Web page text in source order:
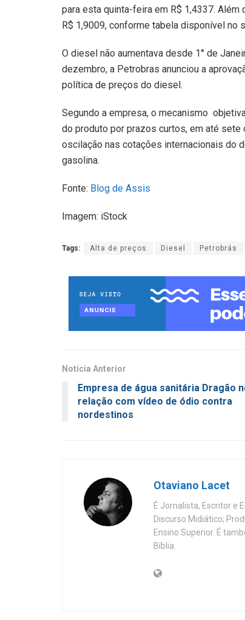
para esta quinta-feira em R$ 1,4337.
R$ 1,9009, conforme tabela disponível no
O diesel não aumentava desde 1° de
dezembro, a Petrobras anunciou a
política de preços do diesel.
Segundo a empresa, o mecanismo
do produto por prazos curtos, em até
oscilação nas cotações internacionais do
gasolina.
Fonte: Blog de Assis
Imagem: iStock
Tags: Alta de preços Diesel Petrobrás
Notícia Anterior
Empresa de água sanitária Dragão
relação com vídeo de ódio contra
nordestinos
Otaviano Lacet
É Jornalista, Escritor e
Discurso Midiático;
Ensino Superior. É
Bíblia.